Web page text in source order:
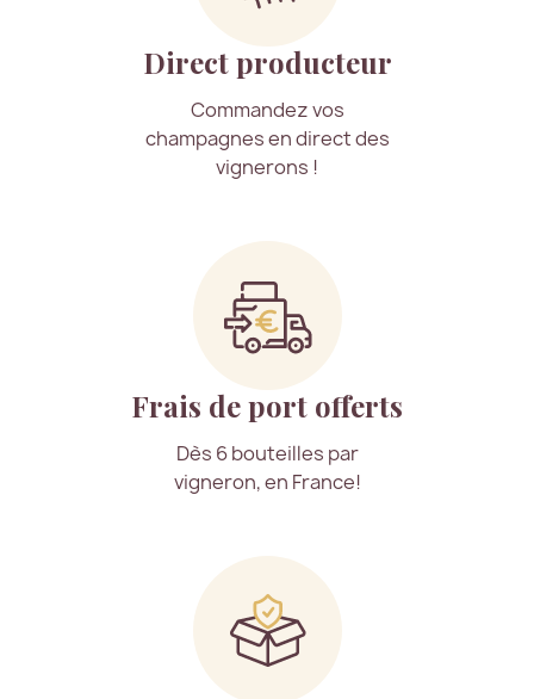
Direct producteur
Commandez vos
champagnes en direct des
vignerons !
Frais de port offerts
Dès 6 bouteilles par
vigneron, en France!